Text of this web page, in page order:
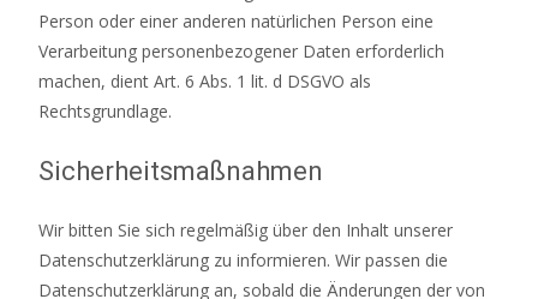
Person oder einer anderen natürlichen Person eine
Verarbeitung personenbezogener Daten erforderlich
machen, dient Art. 6 Abs. 1 lit. d DSGVO als
Rechtsgrundlage.
Sicherheitsmaßnahmen
Wir bitten Sie sich regelmäßig über den Inhalt unserer
Datenschutzerklärung zu informieren. Wir passen die
Datenschutzerklärung an, sobald die Änderungen der von